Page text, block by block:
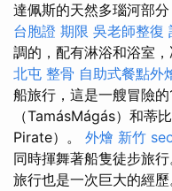
達佩斯的天然多瑙河部
台胞證 期限 吳老師整復
調的，配有淋浴和浴室
北屯 整骨 自助式餐點外
船旅行，這是一艘冒險
（TamásMágás）和蒂
Pirate）。 外燴 新竹
同時揮舞著船隻徒步旅行
旅行也是一次巨大的經